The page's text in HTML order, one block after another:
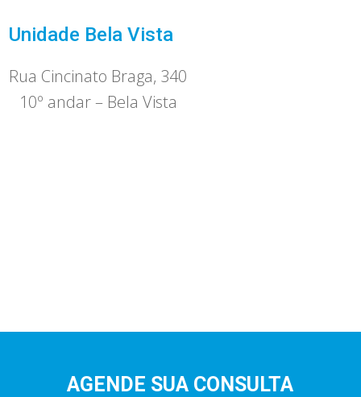
Unidade Bela Vista
Rua Cincinato Braga, 340
10º andar – Bela Vista
AGENDE SUA CONSULTA